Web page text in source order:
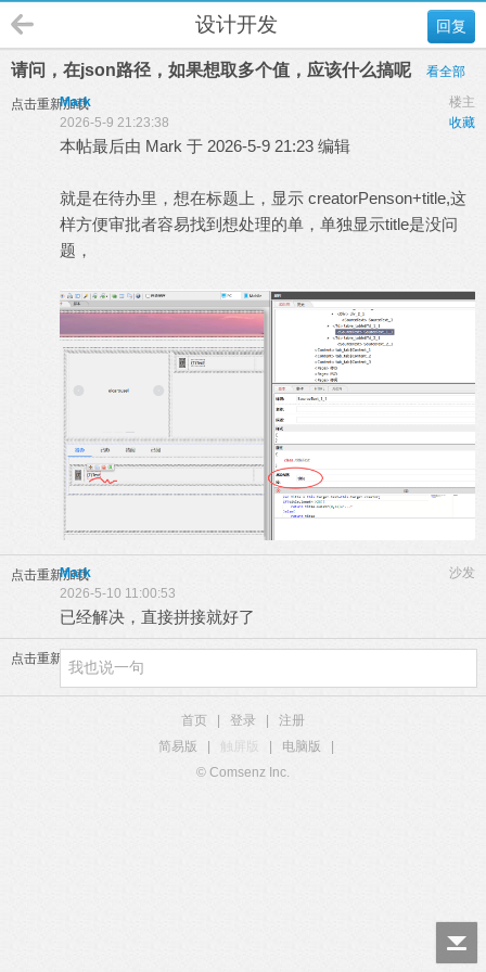
回复
设计开发
请问，在json路径，如果想取多个值，应该什么搞呢 看全部
点击重新加载 楼主
Mark
收藏
2026-5-9 21:23:38
本帖最后由 Mark 于 2026-5-9 21:23 编辑
就是在待办里，想在标题上，显示 creatorPenson+title,这
样方便审批者容易找到想处理的单，单独显示title是没问
题，
点击重新加载 沙发
Mark
2026-5-10 11:00:53
已经解决，直接拼接就好了
点击重新加载
首页 登录
注册
简易版
触屏版 电脑版
© Comsenz Inc.